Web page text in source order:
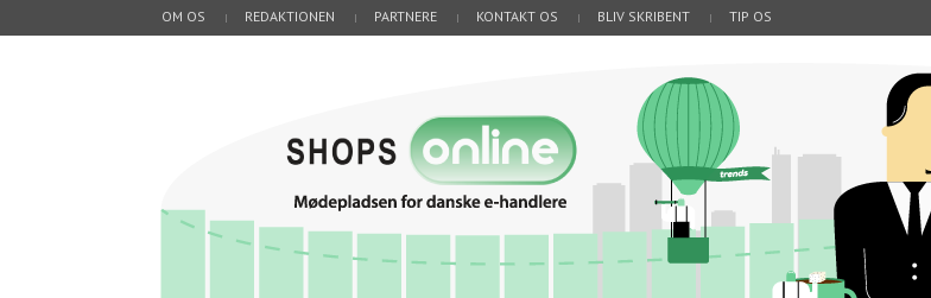
OM OS REDAKTIONEN PARTNERE KONTAKT OS BLIV SKRIBENT TIP OS